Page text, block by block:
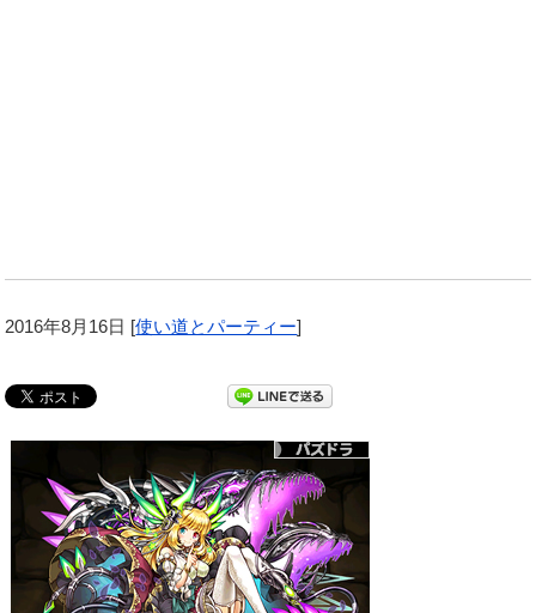
2016年8月16日 [使い道とパーティー]